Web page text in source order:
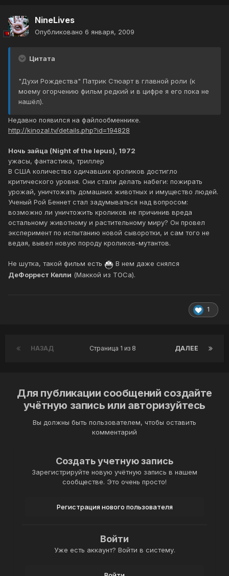
NineLives
Опубликовано 6 января, 2009
Цитата
"Духи Рождества" Патрик Стюарт в главной роли (к
моему огорчению фильм редкий и в цифре я его пока не
нашёл).
Недавно появился на файлообменнике.
http://kinozal.tv/details.php?id=194828
Ночь зайца (Night of the lepus), 1972
ужасы, фантастика, триллер
В США количество одичавших кроликов достигло
критического уровня. Они стали делать набеги: пожирать
урожай, уничтожать домашних животных и имущество людей.
Ученый Рой Беннет стал задумываться над вопросом:
возможно ли уничтожить кроликов не причинив вреда
остальному животному и растительному миру? Он провел
эксперимент по испытанию новой сыворотки, и сам того не
ведая, вывел новую породу кроликов-мутантов.
Не шутка, такой фильм есть
В нем даже снялся
ДеФоррест Келли (Маккой из ТОСа).
1
НАЗАД ДАЛЕЕ
Страница 1 из 8
Для публикации сообщений создайте
учётную запись или авторизуйтесь
Вы должны быть пользователем, чтобы оставить
комментарий
Создать учетную запись
Зарегистрируйте новую учётную запись в нашем
сообществе. Это очень просто!
Регистрация нового пользователя
Войти
Уже есть аккаунт? Войти в систему.